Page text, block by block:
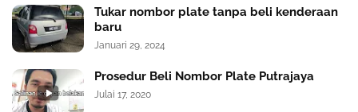
Tukar nombor plate tanpa beli kenderaan
baru
Januari 29, 2024
Prosedur Beli Nombor Plate Putrajaya
Julai 17, 2020